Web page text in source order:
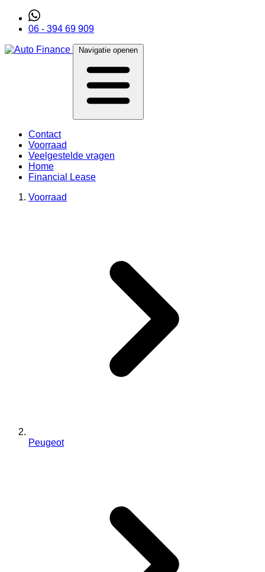
06 - 394 69 909
Navigatie openen
Contact
Voorraad
Veelgestelde vragen
Home
Financial Lease
Voorraad
Peugeot